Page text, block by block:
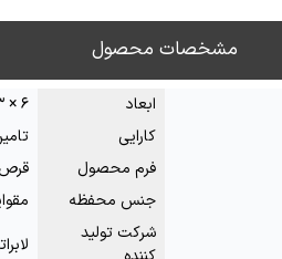
مشخصات محصول
ابعاد
۶ × ۳ × ۱۲ سانتیمتر
کارایی
فرم محصول
جنس محفظه
شرکت تولید